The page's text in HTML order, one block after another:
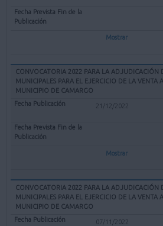
Mostrar
CONVOCATORIA 2022 PARA LA ADJUDICACIÓN
MUNICIPALES PARA EL EJERCICIO DE LA VENTA
MUNICIPIO DE CAMARGO
21/12/2022
Mostrar
CONVOCATORIA 2022 PARA LA ADJUDICACIÓN
MUNICIPALES PARA EL EJERCICIO DE LA VENTA
MUNICIPIO DE CAMARGO
07/11/2022